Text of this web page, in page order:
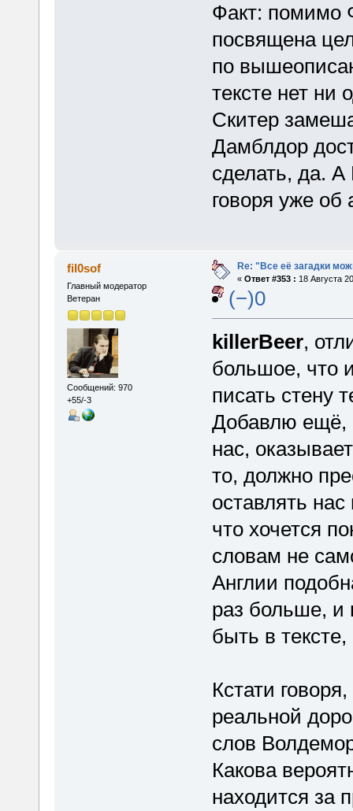
Факт: помимо
посвящена
по
тексте нет ни
Скитер
Дамблдор
сделать, да.
говоря уже об
fil0sof
Главный модератор
Ветеран
Сообщений: 970
+55/-3
Re: "Все её загадки
« Ответ #353 : 18 Августа
(−)0
killerBeer,
большое, что
писать стену
Добавлю ещё,
нас,
то, должно
оставлять
что хочется
словам не
Англии
раз больше, и
быть в
Кстати
реальной
слов
Какова
находится за